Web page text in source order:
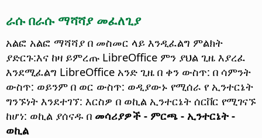
ራሱ በራሱ ማሻሻያ መፈለጊያ
አልፎ አልፎ ማሻሻያ በ መስመር ላይ እንዲፈልግ ምልክት
ያድርጉ:እና ከዛ ይምረጡ LibreOffice ምን ያህል ጊዜ እያረፈ
እንደሚፈልግ LibreOffice አንድ ጊዜ በ ቀን ውስጥ: በ ሳምንት
ውስጥ: ወይንም በ ወር ውስጥ: ወዲያውኑ የሚሰራ የ ኢንተርኔት
ግንኙነት እንደተገኘ: እርስዎ በ ወኪል ኢንተርኔት ሰርቨር የሚገናኙ
ከሆነ: ወኪል ያሰናዱ በ መሳሪያዎች - ምርጫ - ኢንተርኔት -
ወኪል